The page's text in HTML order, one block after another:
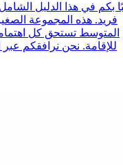
بكم في هذا الدليل
فريد. هذه المجموعة
المتوسط تستحق كل
للإقامة. نحن نرافقكم عبر